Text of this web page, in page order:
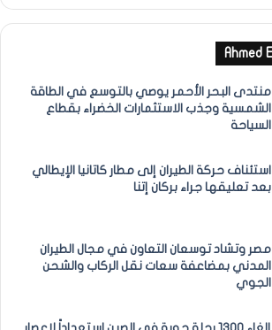
منتدى البحر الأحمر يوصي بالتوسع في الطاقة
الشمسية وجذب الاستثمارات الخضراء بقطاع
السياحة
استئناف حركة الطيران إلى مطار كاتانيا الإيطالي
بعد تعليقها جراء بركان إتنا
مصر وتشاد توسعان التعاون في مجال الطيران
المدني بمضاعفة سعات نقل الركاب والشحن
الجوي